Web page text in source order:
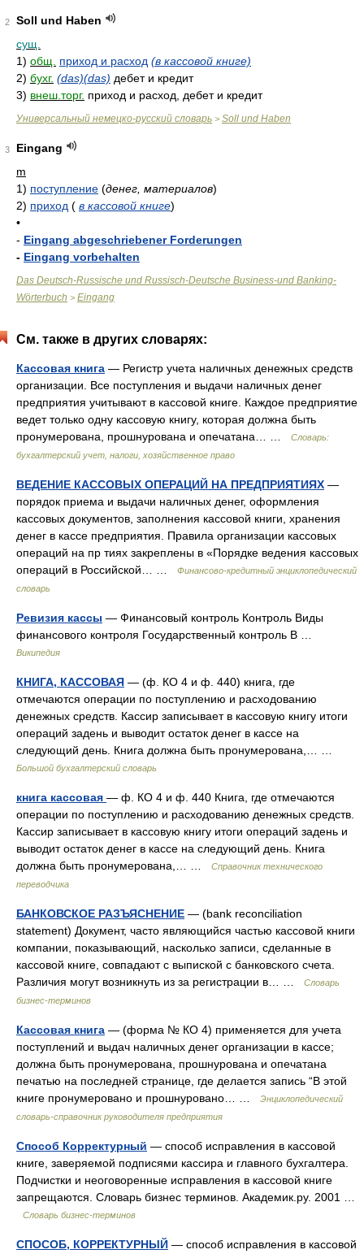
2
Soll und Haben
сущ.
1) общ. приход и расход (в кассовой книге)
2) бухг. (das)(das) дебет и кредит
3) внеш.торг. приход и расход, дебет и кредит
Универсальный немецко-русский словарь > Soll und Haben
3
Eingang
m
1) поступление (денег, материалов)
2) приход ( в кассовой книге)
•
- Eingang abgeschriebener Forderungen
- Eingang vorbehalten
Das Deutsch-Russische und Russisch-Deutsche Business-und Banking-
Wörterbuch > Eingang
См. также в других словарях:
Кассовая книга — Регистр учета наличных денежных средств
организации. Все поступления и выдачи наличных денег
предприятия учитывают в кассовой книге. Каждое предприятие
ведет только одну кассовую книгу, которая должна быть
пронумерована, прошнурована и опечатана… …
Словарь:
бухгалтерский учет, налоги, хозяйственное право
ВЕДЕНИЕ КАССОВЫХ ОПЕРАЦИЙ НА ПРЕДПРИЯТИЯХ —
порядок приема и выдачи наличных денег, оформления
кассовых документов, заполнения кассовой книги, хранения
денег в кассе предприятия. Правила организации кассовых
операций на пр тиях закреплены в «Порядке ведения кассовых
операций в Российской… …
Финансово-кредитный энциклопедический
словарь
Ревизия кассы — Финансовый контроль Контроль Виды
финансового контроля Государственный контроль В …
Википедия
КНИГА, КАССОВАЯ — (ф. КО 4 и ф. 440) книга, где
отмечаются операции по поступлению и расходованию
денежных средств. Кассир записывает в кассовую книгу итоги
операций задень и выводит остаток денег в кассе на
следующий день. Книга должна быть пронумерована,… …
Большой бухгалтерский словарь
книга кассовая — ф. КО 4 и ф. 440 Книга, где отмечаются
операции по поступлению и расходованию денежных средств.
Кассир записывает в кассовую книгу итоги операций задень и
выводит остаток денег в кассе на следующий день. Книга
должна быть пронумерована,… …
Справочник технического
переводчика
БАНКОВСКОЕ РАЗЪЯСНЕНИЕ — (bank reconciliation
statement) Документ, часто являющийся частью кассовой книги
компании, показывающий, насколько записи, сделанные в
кассовой книге, совпадают с выпиской с банковского счета.
Различия могут возникнуть из за регистрации в… …
Словарь
бизнес-терминов
Кассовая книга — (форма № КО 4) применяется для учета
поступлений и выдач наличных денег организации в кассе;
должна быть пронумерована, прошнурована и опечатана
печатью на последней странице, где делается запись “В этой
книге пронумеровано и прошнуровано… …
Энциклопедический
словарь-справочник руководителя предприятия
Способ Корректурный — способ исправления в кассовой
книге, заверяемой подписями кассира и главного бухгалтера.
Подчистки и неоговоренные исправления в кассовой книге
запрещаются. Словарь бизнес терминов. Академик.ру. 2001 …
Словарь бизнес-терминов
СПОСОБ, КОРРЕКТУРНЫЙ — способ исправления в кассовой